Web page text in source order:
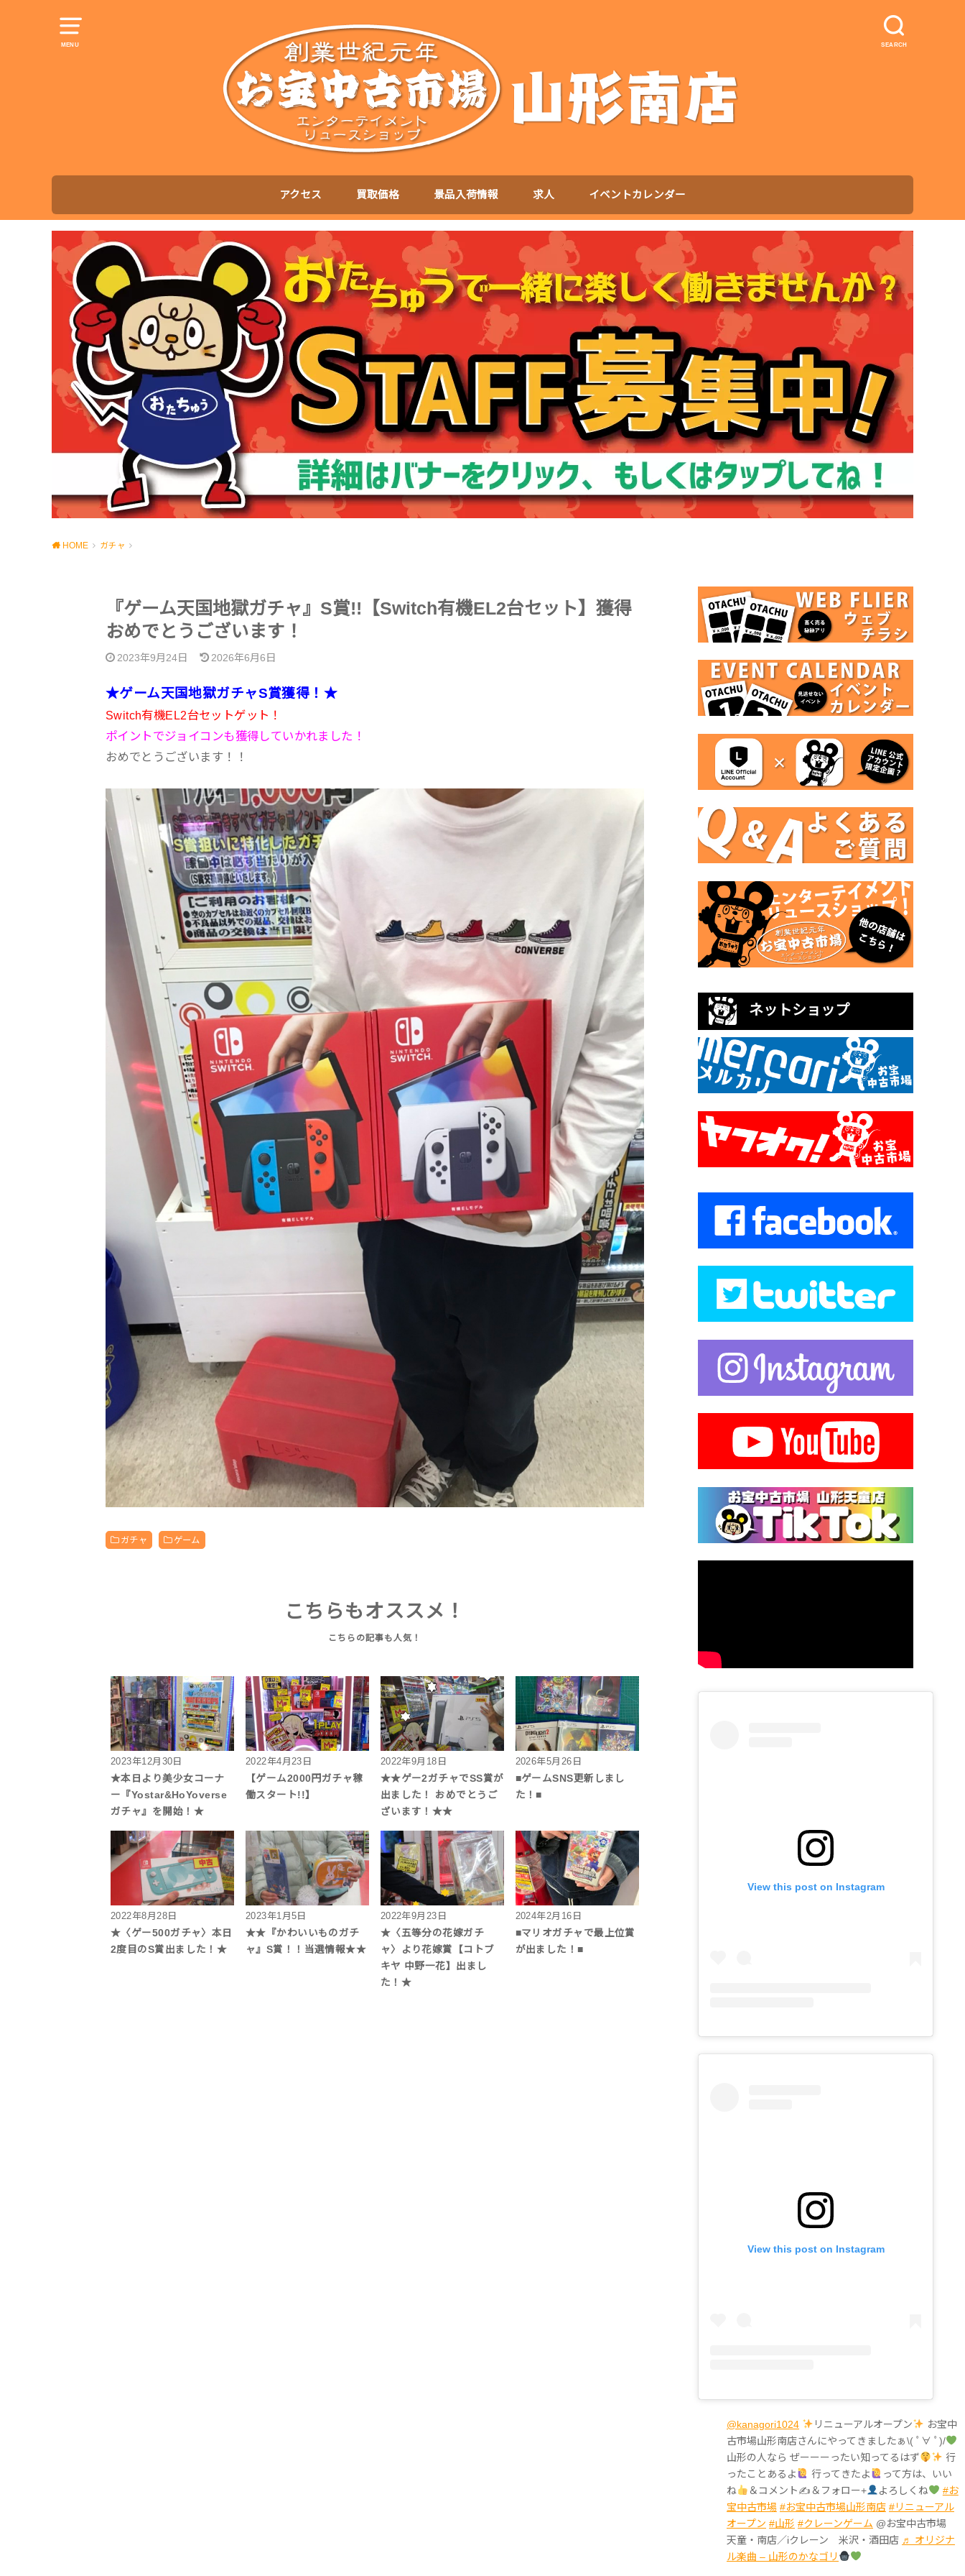
MENU SEARCH
アクセス 買取価格 景品入荷情報 求人 イベントカレンダー
HOME ガチャ
『ゲーム天国地獄ガチャ』S賞!!【Switch有機EL2台セット】獲得
おめでとうございます！
2023年9月24日 2026年6月6日
★ゲーム天国地獄ガチャS賞獲得！★
Switch有機EL2台セットゲット！
ポイントでジョイコンも獲得していかれました！
おめでとうございます！！
ガチャ ゲーム
こちらもオススメ！
2023年12月30日
★本日より美少女コーナ
ー『Yostar&HoYoverse
ガチャ』を開始！★
2022年4月23日
【ゲーム2000円ガチャ稼
働スタート!!】
2022年9月18日
★★ゲー2ガチャでSS賞が
出ました！ おめでとうご
ざいます！★★
2026年5月26日
■ゲームSNS更新しまし
た！■
2022年8月28日
★〈ゲー500ガチャ〉本日
2度目のS賞出ました！★
2023年1月5日
★★『かわいいものガチ
ャ』S賞！！当選情報★★
2022年9月23日
★〈五等分の花嫁ガチ
ャ〉より花嫁賞【コトブ
キヤ 中野一花】出まし
た！★
2024年2月16日
■マリオガチャで最上位賞
が出ました！■
ネットショップ
View this post on Instagram
View this post on Instagram
@kanagori1024 リニューアルオープン
お宝中
古市場山形南店さんにやってきましたぁ\( ﾟ∀ ﾟ)/
山形の人なら ぜーーーったい知ってるはず
行
ったことあるよ
行ってきたよ
って方は、いい
ね
＆コメント✍ ＆フォロー+ よろしくね
#お
宝中古市場 #お宝中古市場山形南店 #リニューアル
オープン #山形 #クレーンゲーム @お宝中古市場
天童・南店／iクレーン 米沢・酒田店 ♬ オリジナ
ル楽曲 – 山形のかなゴリ